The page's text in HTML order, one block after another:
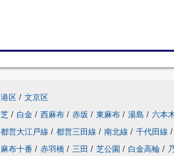
港区 / 文京区
芝 / 白金 / 西麻布 / 赤坂 / 東麻布 / 湯島 / 六本
都営大江戸線 / 都営三田線 / 南北線 / 千代田線 /
麻布十番 / 赤羽橋 / 三田 / 芝公園 / 白金高輪 /